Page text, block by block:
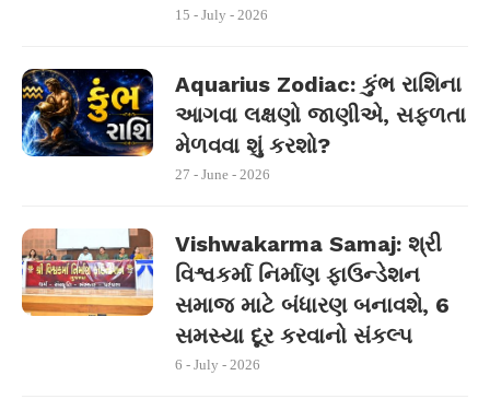
15 - July - 2026
Aquarius Zodiac: કુંભ રાશિના
આગવા લક્ષણો જાણીએ, સફળતા
મેળવવા શું કરશો?
27 - June - 2026
Vishwakarma Samaj: શ્રી
વિશ્વકર્મા નિર્માણ ફાઉન્ડેશન
સમાજ માટે બંધારણ બનાવશે, 6
સમસ્યા દૂર કરવાનો સંકલ્પ
6 - July - 2026